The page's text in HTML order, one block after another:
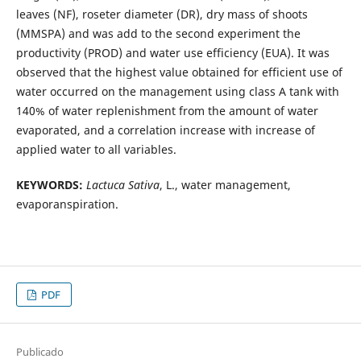
leaves (NF), roseter diameter (DR), dry mass of shoots
(MMSPA) and was add to the second experiment the
productivity (PROD) and water use efficiency (EUA). It was
observed that the highest value obtained for efficient use of
water occurred on the management using class A tank with
140% of water replenishment from the amount of water
evaporated, and a correlation increase with increase of
applied water to all variables.
KEYWORDS: Lactuca Sativa, L., water management,
evaporanspiration.
PDF
Publicado